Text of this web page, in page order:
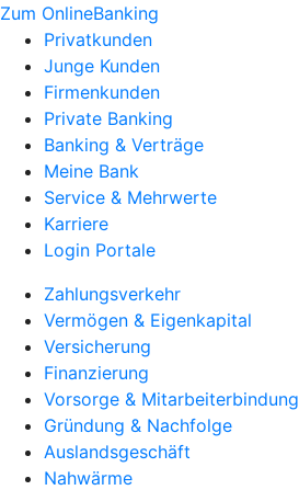
Zum OnlineBanking
Privatkunden
Junge Kunden
Firmenkunden
Private Banking
Banking & Verträge
Meine Bank
Service & Mehrwerte
Karriere
Login Portale
Zahlungsverkehr
Vermögen & Eigenkapital
Versicherung
Finanzierung
Vorsorge & Mitarbeiterbindung
Gründung & Nachfolge
Auslandsgeschäft
Nahwärme